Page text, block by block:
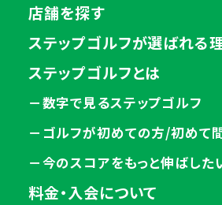
店舗を探す
ステップゴルフが選ばれる
ステップゴルフとは
－数字で見るステップゴルフ
－ゴルフが初めての方/初めて
－今のスコアをもっと伸ばした
料金・入会について